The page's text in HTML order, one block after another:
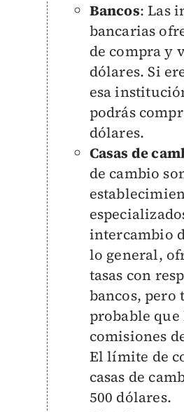
Bancos: Las
bancarias
de compra y
dólares. Si
esa
podrás
dólares.
Casas de
de cambio
intercambio
lo general,
tasas con
bancos, pero
probable que
comisiones
El límite de
casas de
500 dólares.